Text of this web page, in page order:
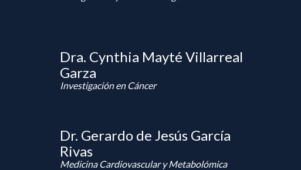
Dra. Cynthia Mayté Villarreal
Garza
Investigación en Cáncer
Dr. Gerardo de Jesús García
Rivas
Medicina Cardiovascular y Metabolómica